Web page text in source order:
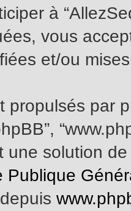
à
vous
et/ou
propulsés par
une solution
Publique